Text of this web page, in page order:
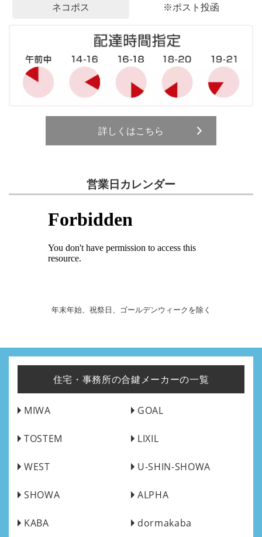
ネコポス ※ポスト投函
詳しくはこちら
営業日カレンダー
年末年始、祝祭日、ゴールデンウィークを除く
住宅・事務所の合鍵メーカーの一覧
MIWA GOAL
TOSTEM LIXIL
WEST U-SHIN-SHOWA
SHOWA ALPHA
KABA dormakaba